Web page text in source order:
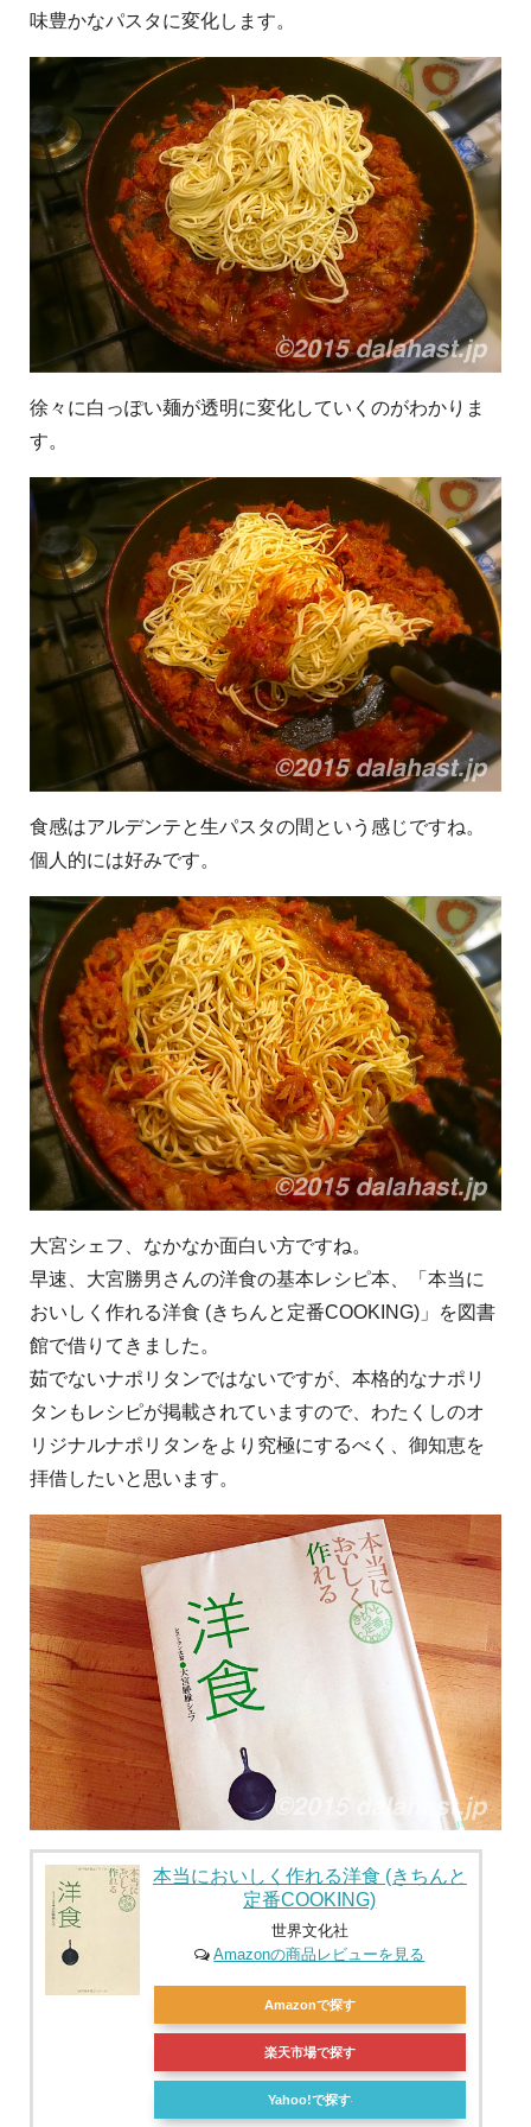
味豊かなパスタに変化します。
徐々に白っぽい麺が透明に変化していくのがわかりま
す。
食感はアルデンテと生パスタの間という感じですね。
個人的には好みです。
大宮シェフ、なかなか面白い方ですね。
早速、大宮勝男さんの洋食の基本レシピ本、「本当に
おいしく作れる洋食 (きちんと定番COOKING)」を図書
館で借りてきました。
茹でないナポリタンではないですが、本格的なナポリ
タンもレシピが掲載されていますので、わたくしのオ
リジナルナポリタンをより究極にするべく、御知恵を
拝借したいと思います。
本当においしく作れる洋食 (きちんと
定番COOKING)
世界文化社
Amazonの商品レビューを見る
Amazonで探す
楽天市場で探す
Yahoo!で探す